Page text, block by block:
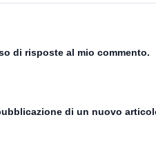
di risposte al mio commento.
di un nuovo